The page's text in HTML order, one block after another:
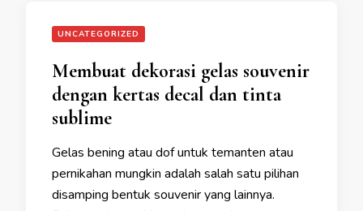
UNCATEGORIZED
Membuat dekorasi gelas souvenir
dengan kertas decal dan tinta
sublime
Gelas bening atau dof untuk temanten atau
pernikahan mungkin adalah salah satu pilihan
disamping bentuk souvenir yang lainnya.